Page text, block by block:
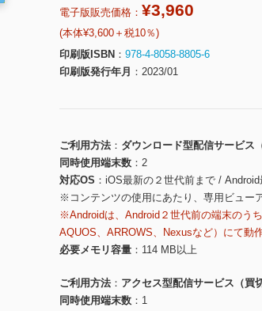
電子版販売価格： ¥3,960
(本体¥3,600＋税10％)
印刷版ISBN
978-4-8058-8805-6
印刷版発行年月
2023/01
ご利用方法
ダウンロード型配信サービス
同時使用端末数
2
対応OS
iOS最新の２世代前まで /
※コンテンツの使用にあたり、専用ビュー
※Androidは、Android２世代前の端末のう
AQUOS、ARROWS、Nexusなど）にて動
必要メモリ容量
114 MB以上
ご利用方法
アクセス型配信サービス（買
同時使用端末数
1